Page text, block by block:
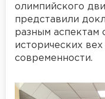
олимпийского
представили
разным аспектам
исторических
современности.